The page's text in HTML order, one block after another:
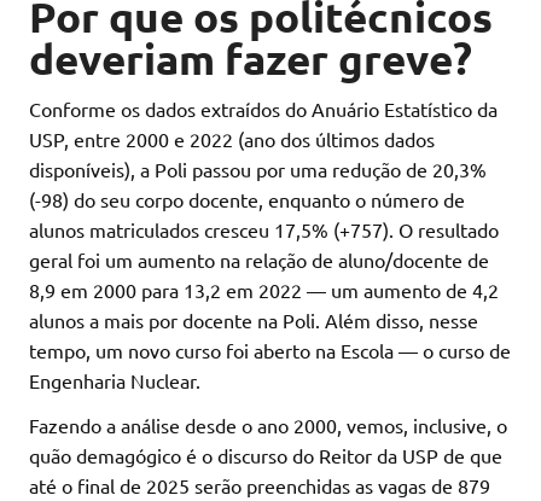
Por que os politécnicos
deveriam fazer greve?
Conforme os dados extraídos do Anuário Estatístico da
USP, entre 2000 e 2022 (ano dos últimos dados
disponíveis), a Poli passou por uma redução de 20,3%
(-98) do seu corpo docente, enquanto o número de
alunos matriculados cresceu 17,5% (+757). O resultado
geral foi um aumento na relação de aluno/docente de
8,9 em 2000 para 13,2 em 2022 — um aumento de 4,2
alunos a mais por docente na Poli. Além disso, nesse
tempo, um novo curso foi aberto na Escola — o curso de
Engenharia Nuclear.
Fazendo a análise desde o ano 2000, vemos, inclusive, o
quão demagógico é o discurso do Reitor da USP de que
até o final de 2025 serão preenchidas as vagas de 879